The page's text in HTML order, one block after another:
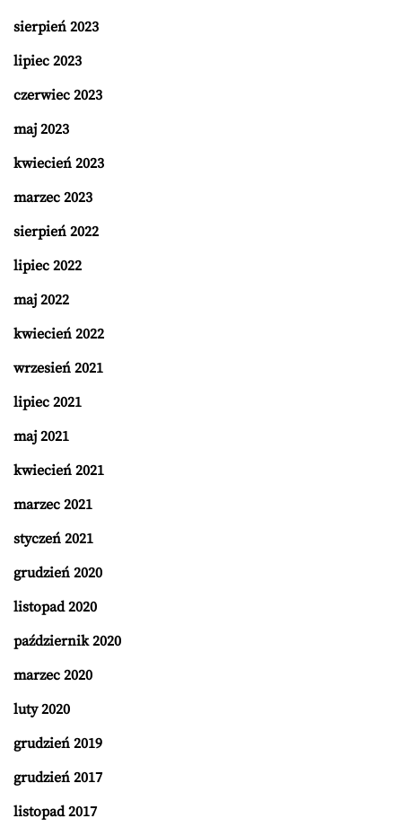
sierpień 2023
lipiec 2023
czerwiec 2023
maj 2023
kwiecień 2023
marzec 2023
sierpień 2022
lipiec 2022
maj 2022
kwiecień 2022
wrzesień 2021
lipiec 2021
maj 2021
kwiecień 2021
marzec 2021
styczeń 2021
grudzień 2020
listopad 2020
październik 2020
marzec 2020
luty 2020
grudzień 2019
grudzień 2017
listopad 2017